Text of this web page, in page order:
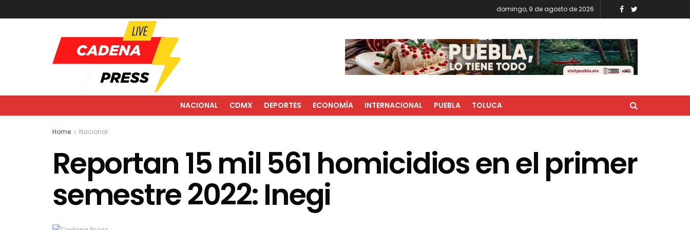
domingo, 9 de agosto de 2026
NACIONAL CDMX DEPORTES ECONOMÍA INTERNACIONAL PUEBLA TOLUCA
Home Nacional
Reportan 15 mil 561 homicidios en el primer
semestre 2022: Inegi